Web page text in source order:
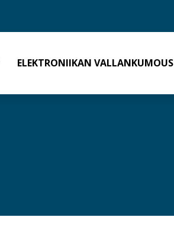
ELEKTRONIIKAN VALLANKUMOUS